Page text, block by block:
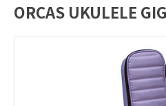
ORCAS UKULELE